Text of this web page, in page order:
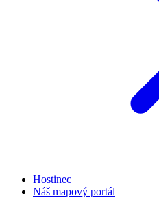
Hostinec
Náš mapový portál